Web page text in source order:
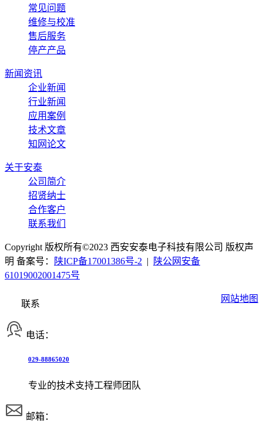
常见问题
维修与校准
售后服务
停产产品
新闻资讯
企业新闻
行业新闻
应用案例
技术文章
知网论文
关于安泰
公司简介
招贤纳士
合作客户
联系我们
Copyright 版权所有©2023 西安安泰电子科技有限公司 版权声
明 备案号：
陕ICP备17001386号-2 |
陕公网安备
61019002001475号
网站地图
联系
电话：
029-88865020
专业的技术支持工程师团队
邮箱：